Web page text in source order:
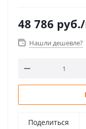
48 786 руб.
Нашли дешевле?
Поделиться